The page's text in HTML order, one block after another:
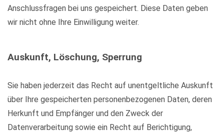
Anschlussfragen bei uns gespeichert. Diese Daten geben
wir nicht ohne Ihre Einwilligung weiter.
Auskunft, Löschung, Sperrung
Sie haben jederzeit das Recht auf unentgeltliche Auskunft
über Ihre gespeicherten personenbezogenen Daten, deren
Herkunft und Empfänger und den Zweck der
Datenverarbeitung sowie ein Recht auf Berichtigung,